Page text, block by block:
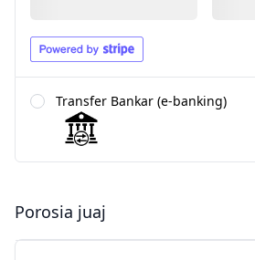
Transfer Bankar (e-banking)
Porosia juaj